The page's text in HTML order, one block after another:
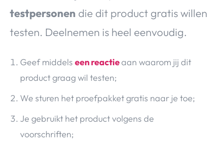
testpersonen die dit product gratis willen
testen. Deelnemen is heel eenvoudig.
Geef middels een reactieaan waarom jij dit
product graag wil testen;
We sturen het proefpakket gratis naar je toe;
Je gebruikt het product volgens de
voorschriften;